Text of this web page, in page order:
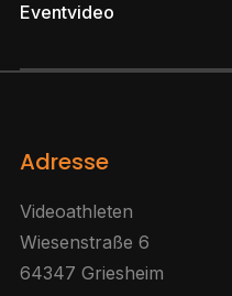
Eventvideo
Adresse
Videoathleten
Wiesenstraße 6
64347 Griesheim